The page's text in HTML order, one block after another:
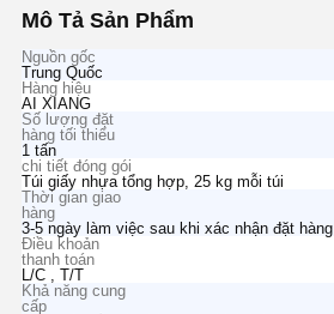
Mô Tả Sản Phẩm
Nguồn gốc
Trung Quốc
Hàng hiệu
AI XIANG
Số lượng đặt
hàng tối thiểu
1 tấn
chi tiết đóng gói
Túi giấy nhựa tổng hợp, 25 kg mỗi túi
Thời gian giao
hàng
3-5 ngày làm việc sau khi xác nhận đặt hàng
Điều khoản
thanh toán
L/C , T/T
Khả năng cung
cấp